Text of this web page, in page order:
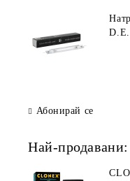
Абонирай се
Най-продавани: